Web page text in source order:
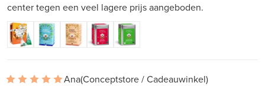
center tegen een veel lagere prijs aangeboden.
Ana(Conceptstore / Cadeauwinkel)